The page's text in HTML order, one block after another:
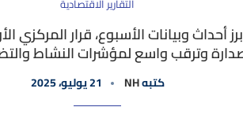
التقارير الاقتصادية
أحداث وبيانات الأسبوع، قرار المركزي
وترقب واسع لمؤشرات النشاط
كتبهNH 21 يوليو، 2025